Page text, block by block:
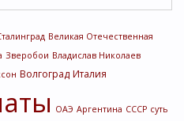
Великая Отечественная
Зверобои Владислав Николаев
Волгоград Италия
ОАЭ Аргентина СССР суть